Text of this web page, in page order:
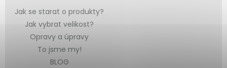
Jak se starat o produkty?
Jak vybrat velikost?
Opravy a úpravy
To jsme my!
BLOG